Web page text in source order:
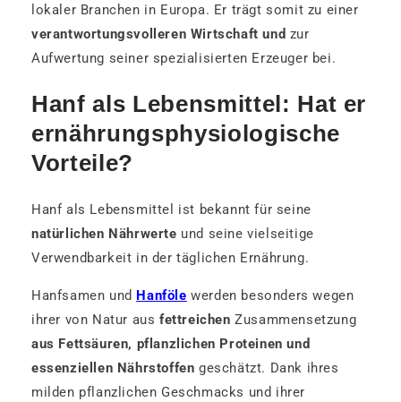
lokaler Branchen in Europa. Er trägt somit zu einer
verantwortungsvolleren Wirtschaft und zur
Aufwertung seiner spezialisierten Erzeuger bei.
Hanf als Lebensmittel: Hat er
ernährungsphysiologische
Vorteile?
Hanf als Lebensmittel ist bekannt für seine
natürlichen Nährwerte und seine vielseitige
Verwendbarkeit in der täglichen Ernährung.
Hanfsamen und Hanföle werden besonders wegen
ihrer von Natur aus fettreichen Zusammensetzung
aus Fettsäuren, pflanzlichen Proteinen und
essenziellen Nährstoffen geschätzt. Dank ihres
milden pflanzlichen Geschmacks und ihrer